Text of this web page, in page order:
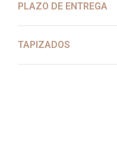
PLAZO DE ENTREGA
TAPIZADOS